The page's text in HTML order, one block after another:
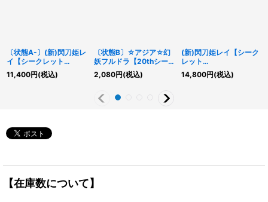
〔状態A-〕(新)閃刀姫レ
イ【シークレット
SPECIALREDVer.】
{23PP-JP020}《モン
11,400円(税込)
〔状態B〕☆アジア☆幻
妖フルドラ【20thシー
クレット】{アジア
SOFU-JP026}《モンス
2,080円(税込)
(新)閃刀姫レイ【シーク
レット
SPECIALREDVer.】
{23PP-JP020}《モン
14,800円(税込)
【在庫数について】